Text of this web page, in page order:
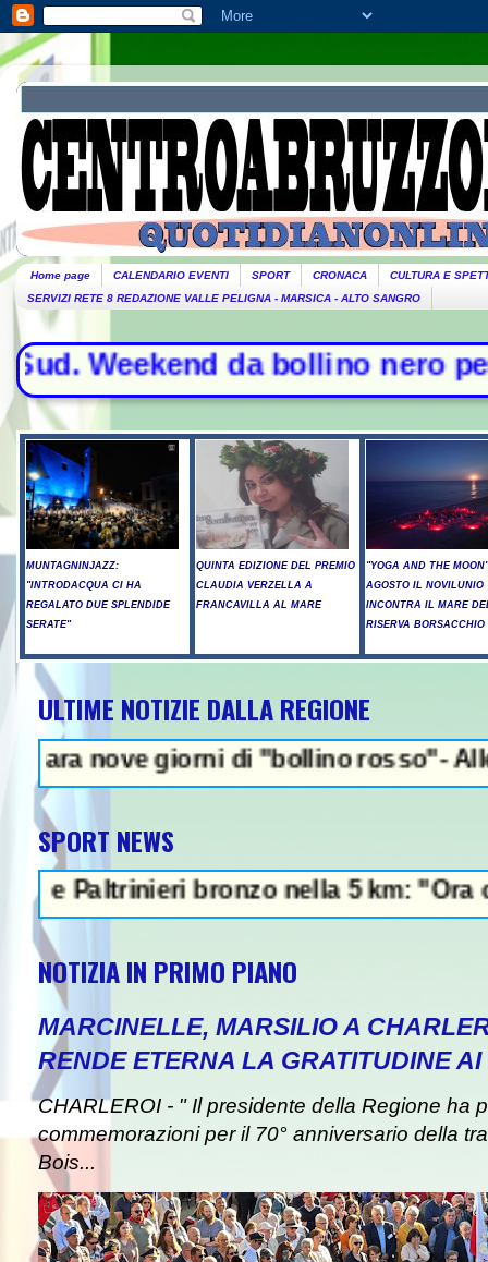
Home page CALENDARIO EVENTI SPORT CRONACA
CULTURA E
SERVIZI RETE 8 REDAZIONE VALLE PELIGNA - MARSICA - ALTO SANGRO
da bollino nero per
MUNTAGNINJAZZ:
"INTRODACQUA CI HA
REGALATO DUE SPLENDIDE
SERATE"
QUINTA EDIZIONE DEL PREMIO
CLAUDIA VERZELLA A
FRANCAVILLA AL MARE
"YOGA AND THE
AGOSTO IL NOVILUNIO
INCONTRA IL MARE
RISERVA BORSACCHIO
ULTIME NOTIZIE DALLA REGIONE
giorni di "bollino rosso"- Allerta
SPORT NEWS
bronzo nella 5 km: "Ora ci
NOTIZIA IN PRIMO PIANO
MARCINELLE, MARSILIO A
RENDE ETERNA LA GRATITUDINE
CHARLEROI - " Il presidente della Regione ha
commemorazioni per il 70° anniversario della
Bois...
NEWS IN